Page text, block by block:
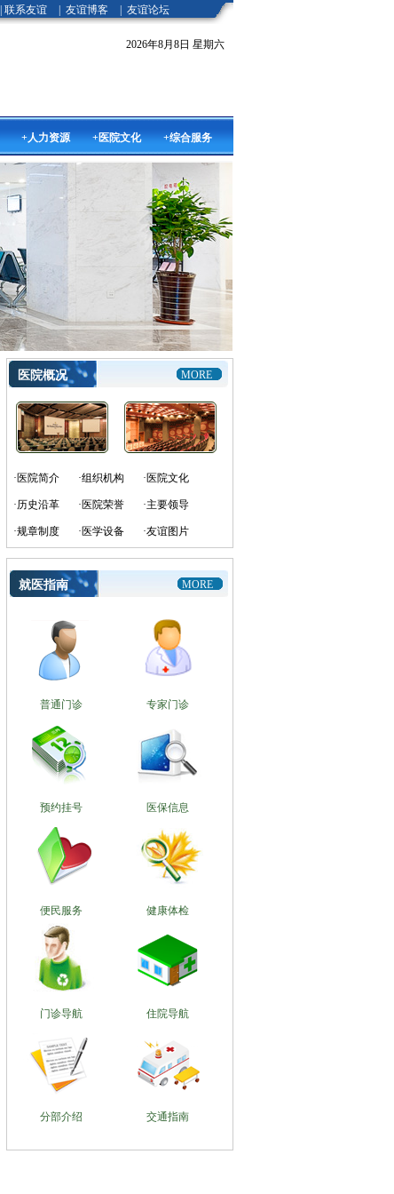
联系友谊 友谊博客 友谊论坛
2026年8月8日 星期六
+人力资源 +医院文化 +综合服务
MORE
医院概况
·医院简介 ·组织机构 ·医院文化
·历史沿革 ·医院荣誉 ·主要领导
·规章制度 ·医学设备 ·友谊图片
MORE
就医指南
普通门诊
预约挂号
便民服务
门诊导航
分部介绍
专家门诊
医保信息
健康体检
住院导航
交通指南